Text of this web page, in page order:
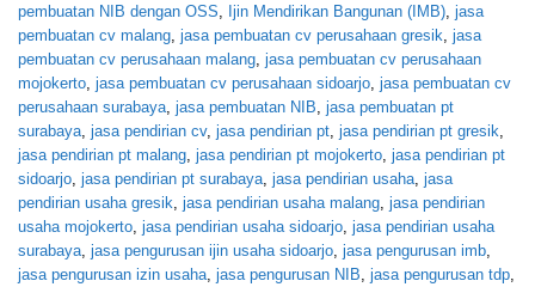
pembuatan NIB dengan OSS
Ijin Mendirikan Bangunan (IMB) jasa
pembuatan cv malang jasa pembuatan cv perusahaan gresik jasa
pembuatan cv perusahaan malang jasa pembuatan cv perusahaan
mojokerto jasa pembuatan cv perusahaan sidoarjo jasa pembuatan cv
perusahaan surabaya jasa pembuatan NIB jasa pembuatan pt
surabaya jasa pendirian cv, jasa pendirian pt jasa pendirian pt gresik
jasa pendirian pt malang jasa pendirian pt mojokerto jasa pendirian pt
sidoarjo jasa pendirian pt surabaya jasa pendirian usaha jasa
pendirian usaha gresik jasa pendirian usaha malang jasa pendirian
usaha mojokerto jasa pendirian usaha sidoarjo jasa pendirian usaha
surabaya jasa pengurusan ijin usaha sidoarjo jasa pengurusan imb
jasa pengurusan izin usaha jasa pengurusan NIB jasa pengurusan tdp